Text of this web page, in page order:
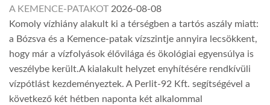
A KEMENCE-PATAKOT 2026-08-08
Komoly vízhiány alakult ki a térségben a tartós aszály miatt:
a Bózsva és a Kemence-patak vízszintje annyira lecsökkent,
hogy már a vízfolyások élővilága és ökológiai egyensúlya is
veszélybe került.A kialakult helyzet enyhítésére rendkívüli
vízpótlást kezdeményeztek. A Perlit-92 Kft. segítségével a
következő két hétben naponta két alkalommal